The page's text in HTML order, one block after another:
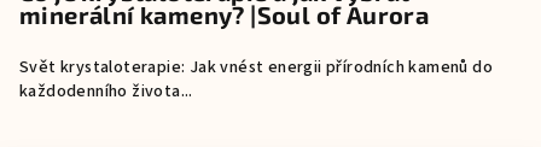
minerální kameny? |Soul of Aurora
Svět krystaloterapie: Jak vnést energii přírodních kamenů do
každodenního života...